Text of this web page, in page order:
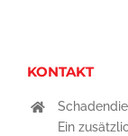
KONTAKT
Ein